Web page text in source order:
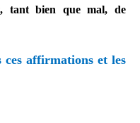
tant bien que mal, de
ces affirmations et les